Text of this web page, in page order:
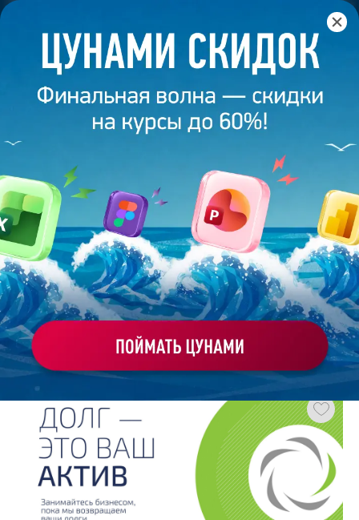
Главная /Банк слайдов / Презентация 120 – Разработана
студией Bonnie&Slide для Содружество
ПРЕЗЕНТАЦИЯ 120 -
РАЗРАБОТАНА СТУДИЕЙ
BONNIE&SLIDE ДЛЯ
СОДРУЖЕСТВО
Моё избранное
эксперта
ХОЧУ ЗАКАЗАТЬ ТАКУЮ ПРЕЗЕНТАЦИЮ